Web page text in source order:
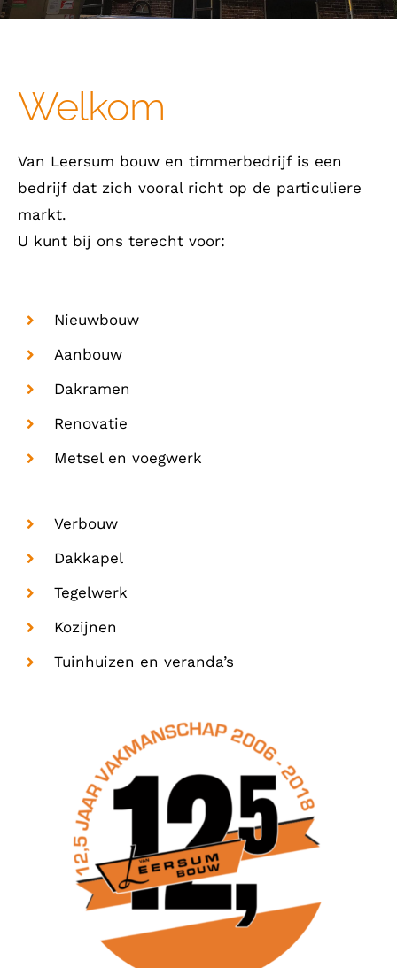
Welkom
Van Leersum bouw en timmerbedrijf is een
bedrijf dat zich vooral richt op de particuliere
markt.
U kunt bij ons terecht voor:
Nieuwbouw
Aanbouw
Dakramen
Renovatie
Metsel en voegwerk
Verbouw
Dakkapel
Tegelwerk
Kozijnen
Tuinhuizen en veranda’s